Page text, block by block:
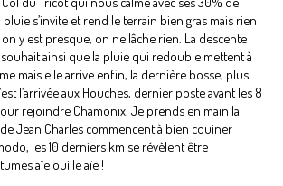
pluie s’invite et rend le terrain bien gras mais rien
y est presque, on ne lâche rien. La descente
souhait ainsi que la pluie qui redouble mettent à
mais elle arrive enfin, la dernière bosse, plus
l’arrivée aux Houches, dernier poste avant les 8
rejoindre Chamonix. Je prends en main la
Jean Charles commencent à bien couiner
les 10 derniers km se révèlent être
aïe ouille aïe !